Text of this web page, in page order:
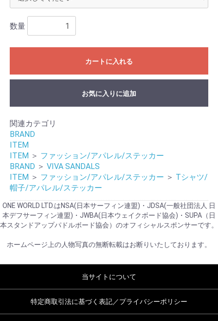
数量
カートに入れる
お気に入りに追加
関連カテゴリ
BRAND
ITEM
ITEM ＞ ファッション/アパレル/ステッカー
BRAND ＞ VIVA SANDALS
ITEM ＞ ファッション/アパレル/ステッカー ＞ Tシャツ/
帽子/アパレル/ステッカー
ONE WORLD LTD.はNSA(日本サーフィン連盟)・JDSA(一般社団法人 日
本デフサーフィン連盟)・JWBA(日本ウェイクボード協会)・SUPA（日
本スタンドアップパドルボード協会）のオフィシャルスポンサーです。
ホームページ上の人物写真の無断転載はお断りいたしております。
当サイトについて
特定商取引法に基づく表記／プライバシーポリシー